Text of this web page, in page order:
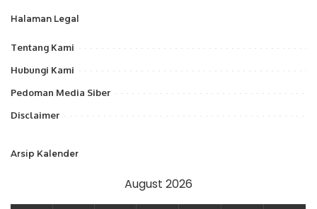
Halaman Legal
Tentang Kami
Hubungi Kami
Pedoman Media Siber
Disclaimer
Arsip Kalender
August 2026